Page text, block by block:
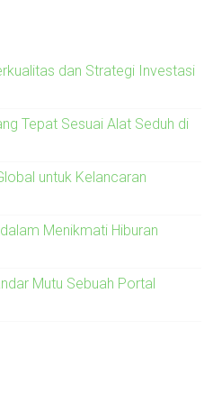
dan Strategi Investasi
Tepat Sesuai Alat Seduh di
untuk Kelancaran
Menikmati Hiburan
Mutu Sebuah Portal